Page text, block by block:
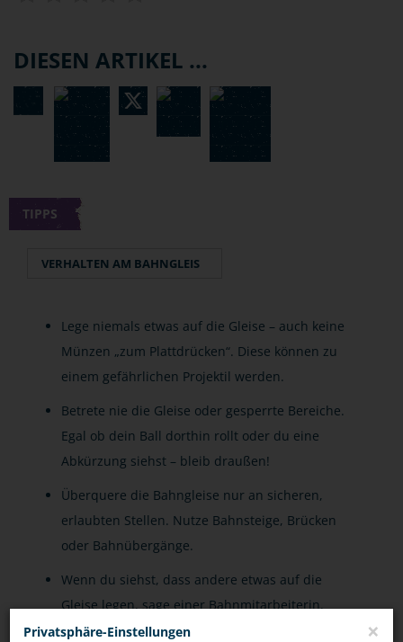
DIESEN ARTIKEL ...
TIPPS
VERHALTEN AM BAHNGLEIS
Lege niemals etwas auf die Gleise – auch keine
Münzen „zum Plattdrücken“. Diese können zu
einem gefährlichen Projektil werden.
Betrete nie die Gleise oder gesperrte Bereiche.
Egal ob dein Ball dorthin rollt oder du eine
Abkürzung siehst – bleib draußen!
Überquere die Bahngleise nur an sicheren,
erlaubten Stellen. Nutze Bahnsteige, Brücken
oder Bahnübergänge.
Wenn du siehst, dass andere etwas auf die
Gleise legen, sage einer Bahnmitarbeiterin,
einem Bahnmitarbeiter oder der Polizei
Privatsphäre-Einstellungen ×